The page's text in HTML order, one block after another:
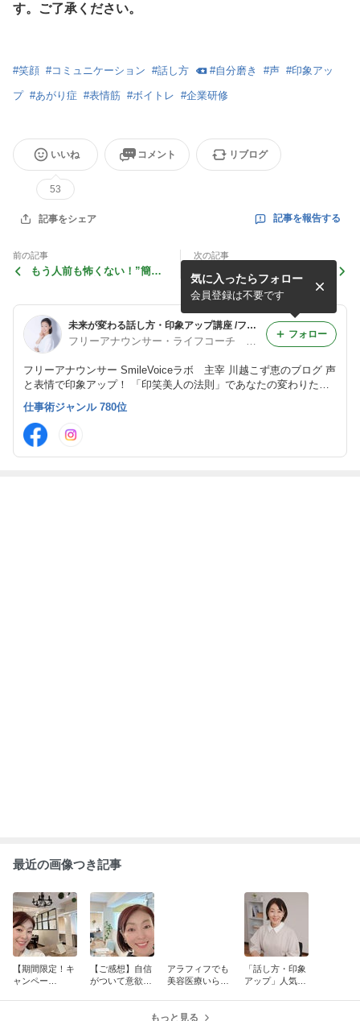
す。ご了承ください。
#笑顔 #コミュニケーション #話し方 #自分磨き #声 #印象アッ
プ #あがり症 #表情筋 #ボイトレ #企業研修
いいね
53
コメント リブログ
記事をシェア 記事を報告する
前の記事
もう人前も怖くない！”簡潔
す！！
次の記事
「話し下手・あがり症 」克
服のコツが分かります
未来が変わる話し方・印象アップ講座 /フリーアナウンサー（東京 日本橋・オンライン 声と話し方＆印象アップ） 川越こず恵のblog
フリーアナウンサー・ライフコーチ Smile Voice ラボ 代表 川越こず恵
フリーアナウンサー SmileVoiceラボ 主宰 川越こず恵のブログ 声
と表情で印象アップ！ 「印笑美人の法則」であなたの変わりたい
を叶えるお手伝いいたします。 小顔&ダイエット効果も大です！！
気に入ったらフォロー
会員登録は不要です
フォロー
仕事術ジャンル 780位
最近の画像つき記事
【期間限定！キ
ャンペー
【ご感想】自信
がついて意欲が
アラフィフでも
美容医療いらず
「話し方・印象
アップ」人気店
もっと見る